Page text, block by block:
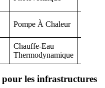
Pompe À Chaleur
Chauffe-Eau
Thermodynamique
les infrastructures